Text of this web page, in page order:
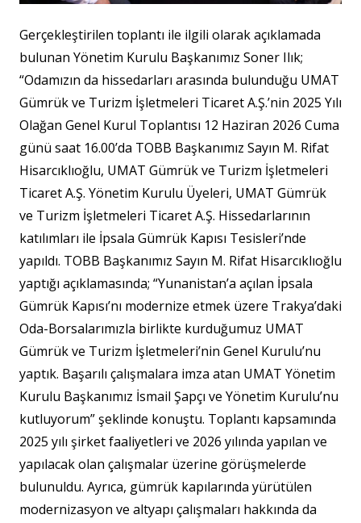
Gerçekleştirilen toplantı ile ilgili olarak açıklamada
bulunan Yönetim Kurulu Başkanımız Soner Ilık;
“Odamızın da hissedarları arasında bulunduğu UMAT
Gümrük ve Turizm İşletmeleri Ticaret A.Ş.’nin 2025 Yılı
Olağan Genel Kurul Toplantısı 12 Haziran 2026 Cuma
günü saat 16.00’da TOBB Başkanımız Sayın M. Rifat
Hisarcıklıoğlu, UMAT Gümrük ve Turizm İşletmeleri
Ticaret A.Ş. Yönetim Kurulu Üyeleri, UMAT Gümrük
ve Turizm İşletmeleri Ticaret A.Ş. Hissedarlarının
katılımları ile İpsala Gümrük Kapısı Tesisleri’nde
yapıldı. TOBB Başkanımız Sayın M. Rifat Hisarcıklıoğlu
yaptığı açıklamasında; “Yunanistan’a açılan İpsala
Gümrük Kapısı’nı modernize etmek üzere Trakya’daki
Oda-Borsalarımızla birlikte kurduğumuz UMAT
Gümrük ve Turizm İşletmeleri’nin Genel Kurulu’nu
yaptık. Başarılı çalışmalara imza atan UMAT Yönetim
Kurulu Başkanımız İsmail Şapçı ve Yönetim Kurulu’nu
kutluyorum” şeklinde konuştu. Toplantı kapsamında
2025 yılı şirket faaliyetleri ve 2026 yılında yapılan ve
yapılacak olan çalışmalar üzerine görüşmelerde
bulunuldu. Ayrıca, gümrük kapılarında yürütülen
modernizasyon ve altyapı çalışmaları hakkında da